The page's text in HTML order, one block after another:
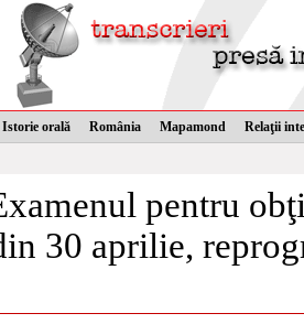
Istorie orală România Mapamond Relaţii
pentru
30 aprilie,